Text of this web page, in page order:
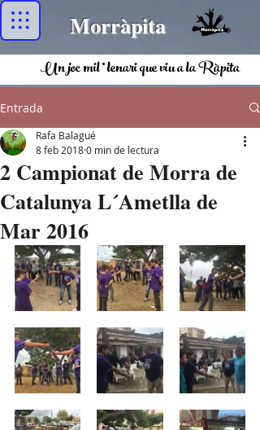
Morràpita
joc mil·lenari que viu a la Ràpita
Entrada
2 Campionat de Morra de
Catalunya L´Ametlla de
Mar 2016
Rafa Balagué
8 feb 20180 min de lectura